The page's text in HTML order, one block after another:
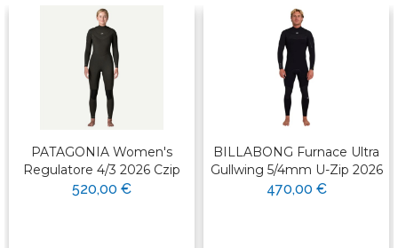
PATAGONIA Women's
Regulatore 4/3 2026 Czip
520,00 €
BILLABONG Furnace Ultra
Gullwing 5/4mm U-Zip 2026
470,00 €